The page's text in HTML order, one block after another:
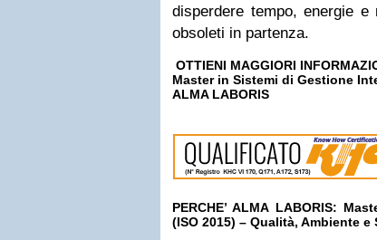
disperdere tempo, energie
obsoleti in partenza.
OTTIENI MAGGIORI
Master in Sistemi di Gestione
ALMA LABORIS
PERCHE’ ALMA LABORIS:
(ISO 2015) – Qualità, Ambiente e